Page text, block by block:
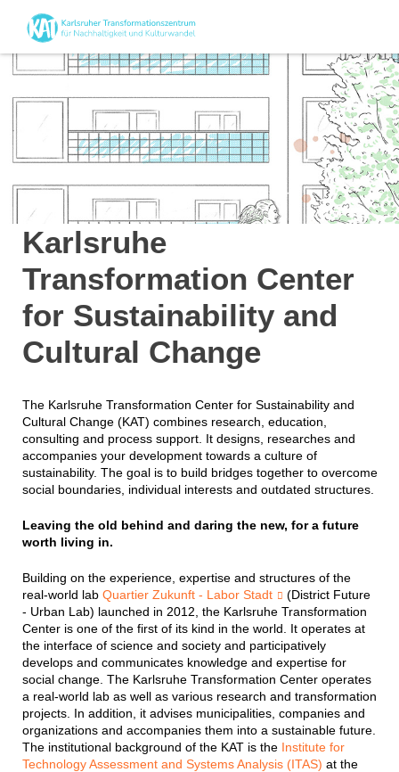
Karlsruhe
Transformation Center
for Sustainability and
Cultural Change
The Karlsruhe Transformation Center for Sustainability and
Cultural Change (KAT) combines research, education,
consulting and process support. It designs, researches and
accompanies your development towards a culture of
sustainability. The goal is to build bridges together to overcome
social boundaries, individual interests and outdated structures.
Leaving the old behind and daring the new, for a future
worth living in.
Building on the experience, expertise and structures of the
real-world lab Quartier Zukunft - Labor Stadt
(District Future
- Urban Lab) launched in 2012, the Karlsruhe Transformation
Center is one of the first of its kind in the world. It operates at
the interface of science and society and participatively
develops and communicates knowledge and expertise for
social change. The Karlsruhe Transformation Center operates
a real-world lab as well as various research and transformation
projects. In addition, it advises municipalities, companies and
organizations and accompanies them into a sustainable future.
The institutional background of the KAT is the Institute for
Technology Assessment and Systems Analysis (ITAS) at the